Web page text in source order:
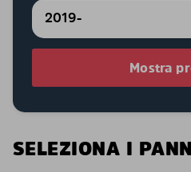
2019-
Mostra
SELEZIONA I